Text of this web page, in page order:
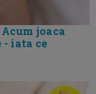
joaca
- iata ce